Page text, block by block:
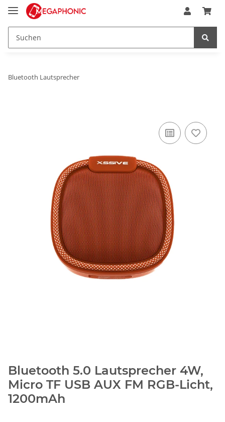
Bluetooth Lautsprecher
Bluetooth 5.0 Lautsprecher 4W,
Micro TF USB AUX FM RGB-Licht,
1200mAh